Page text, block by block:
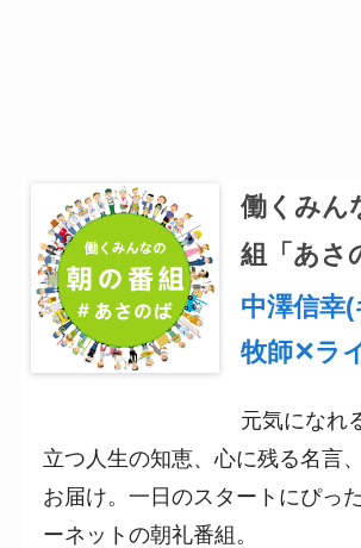
働くみん
組「あさ
中澤信幸
牧師✕ラ
元気になれ
立つ人生の知恵、心に残る名言
お届け。一日のスタートにぴっ
ーネットの朝礼番組。